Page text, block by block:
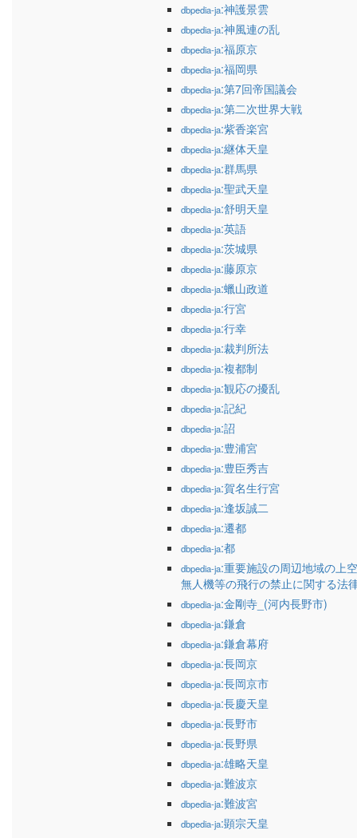
dbpedia-ja:神護景雲
dbpedia-ja:神風連の乱
dbpedia-ja:福原京
dbpedia-ja:福岡県
dbpedia-ja:第7回帝国議会
dbpedia-ja:第二次世界大戦
dbpedia-ja:紫香楽宮
dbpedia-ja:継体天皇
dbpedia-ja:群馬県
dbpedia-ja:聖武天皇
dbpedia-ja:舒明天皇
dbpedia-ja:英語
dbpedia-ja:茨城県
dbpedia-ja:藤原京
dbpedia-ja:蠟山政道
dbpedia-ja:行宮
dbpedia-ja:行幸
dbpedia-ja:裁判所法
dbpedia-ja:複都制
dbpedia-ja:観応の擾乱
dbpedia-ja:記紀
dbpedia-ja:詔
dbpedia-ja:豊浦宮
dbpedia-ja:豊臣秀吉
dbpedia-ja:賀名生行宮
dbpedia-ja:逢坂誠二
dbpedia-ja:遷都
dbpedia-ja:都
dbpedia-ja:重要施設の周辺地域の上
無人機等の飛行の禁止に関する法
dbpedia-ja:金剛寺_(河内長野市)
dbpedia-ja:鎌倉
dbpedia-ja:鎌倉幕府
dbpedia-ja:長岡京
dbpedia-ja:長岡京市
dbpedia-ja:長慶天皇
dbpedia-ja:長野市
dbpedia-ja:長野県
dbpedia-ja:雄略天皇
dbpedia-ja:難波京
dbpedia-ja:難波宮
dbpedia-ja:顕宗天皇